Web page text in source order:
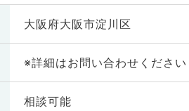
大阪府大阪市淀川区
※詳細はお問い合わせください
相談可能